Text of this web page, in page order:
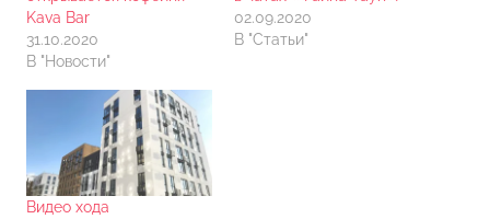
Kava Bar
31.10.2020
В "Новости"
02.09.2020
В "Статьи"
Видео хода